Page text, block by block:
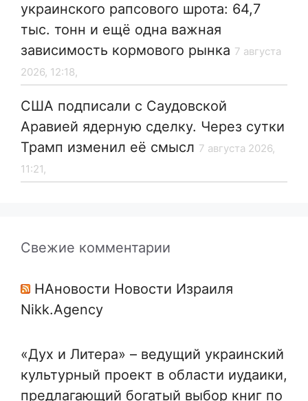
украинского рапсового шрота: 64,7
тыс. тонн и ещё одна важная
зависимость кормового рынка 7 августа
2026, 12:18,
США подписали с Саудовской
Аравией ядерную сделку. Через сутки
Трамп изменил её смысл 7 августа 2026,
11:21,
Свежие комментарии
НАновости Новости Израиля
Nikk.Agency
«Дух и Литера» – ведущий украинский
культурный проект в области иудаики,
предлагающий богатый выбор книг по